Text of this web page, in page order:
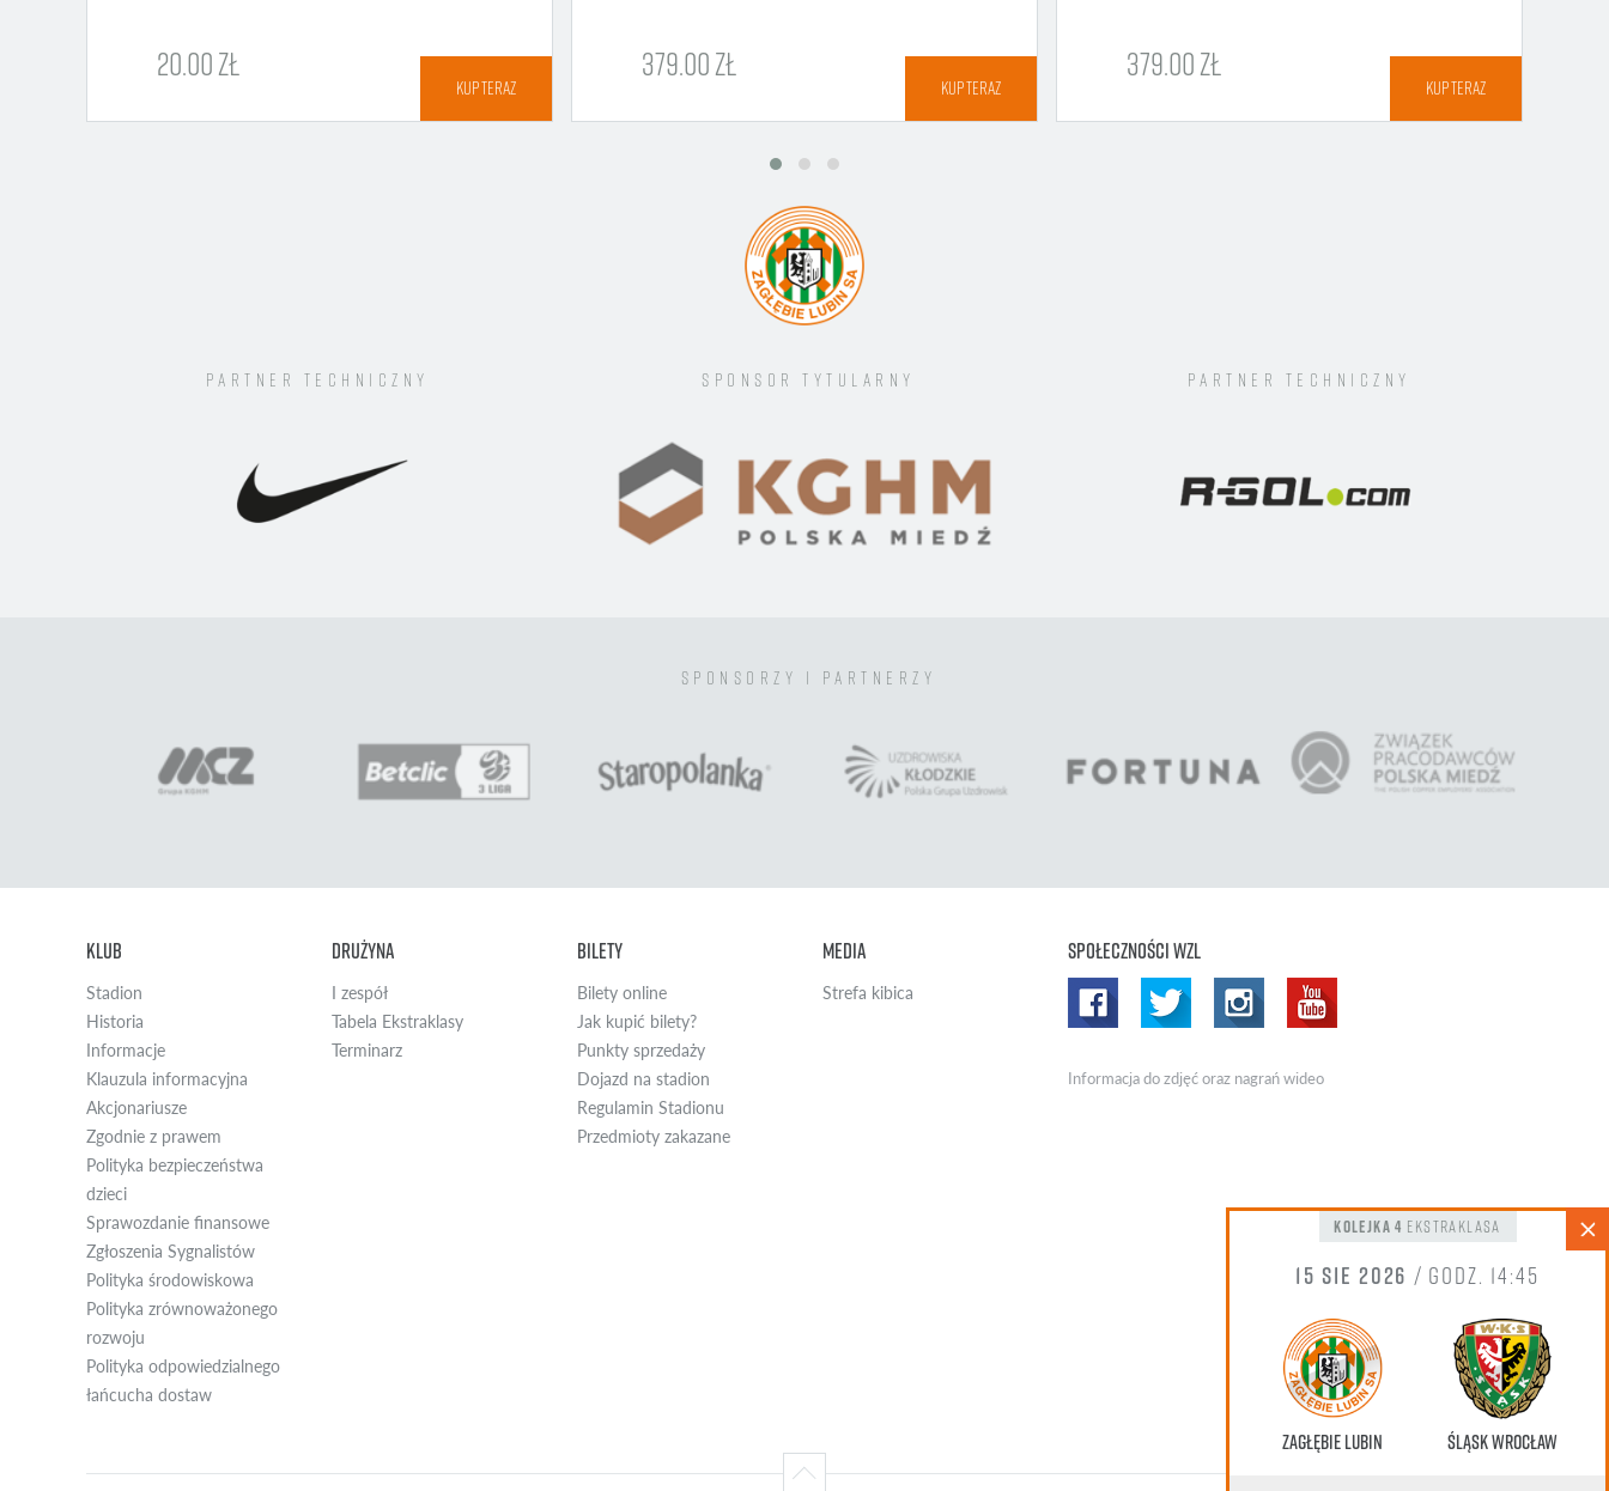
20.00 ZŁ
KUP TERAZ
379.00 ZŁ
KUP TERAZ
379.00 ZŁ
KUP TERAZ
Partner techniczny Sponsor tytularny Partner techniczny
sponsorzy i partnerzy
Klub
Stadion
Historia
Informacje
Klauzula informacyjna
Akcjonariusze
Zgodnie z prawem
Polityka bezpieczeństwa
dzieci
Sprawozdanie finansowe
Zgłoszenia Sygnalistów
Polityka środowiskowa
Polityka zrównoważonego
rozwoju
Polityka odpowiedzialnego
łańcucha dostaw
Drużyna
I zespół
Tabela Ekstraklasy
Terminarz
Bilety
Bilety online
Jak kupić bilety?
Punkty sprzedaży
Dojazd na stadion
Regulamin Stadionu
Przedmioty zakazane
Media
Strefa kibica
Społeczności WZL
WZL
Twitter WZLInstagram WZL
Informacja do zdjęć oraz nagrań wideo
kolejka 4 Ekstraklasa
15 sie 2026 / godz. 14:45
Zagłębie Lubin Śląsk Wrocław